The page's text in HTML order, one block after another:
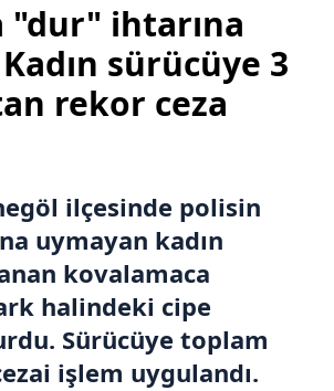
"dur" ihtarına
sürücüye 3
rekor ceza
ilçesinde polisin
uymayan kadın
kovalamaca
halindeki cipe
Sürücüye toplam
işlem uygulandı.